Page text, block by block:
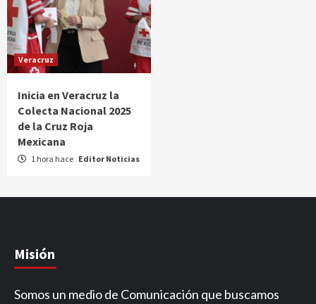
Veracruz
Inicia en Veracruz la
Colecta Nacional 2025
de la Cruz Roja
Mexicana
1 hora hace Editor Noticias
Misión
Somos un medio de Comunicación que buscamos